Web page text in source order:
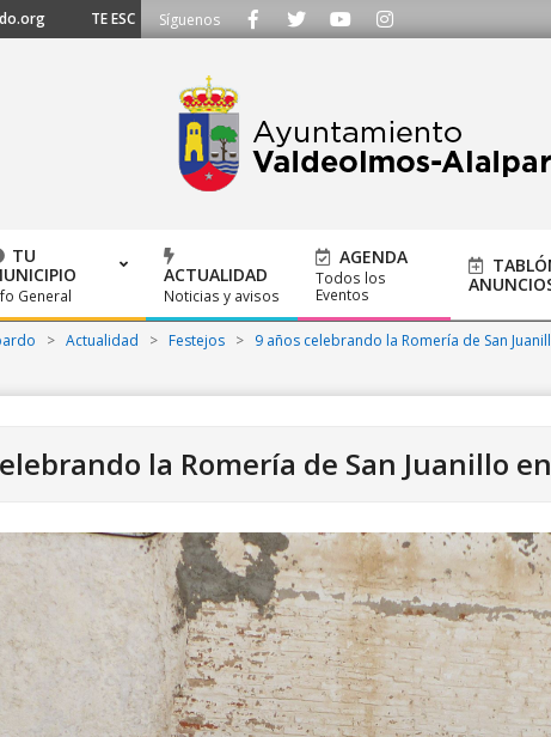
TE ESCUCHAMOS - Llámanos al 91 620 21 53 o escríbenos a
Síguenos
TU
General
ACTUALIDAD
Noticias y avisos
AGENDA
Todos los
Eventos
> Actualidad > Festejos > 9 años celebrando la Romería de San
la Romería de San Juanillo